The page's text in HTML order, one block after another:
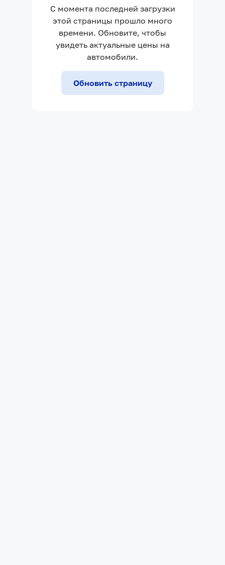
С момента последней загрузки
этой страницы прошло много
времени. Обновите, чтобы
увидеть актуальные цены на
автомобили.
Обновить страницу